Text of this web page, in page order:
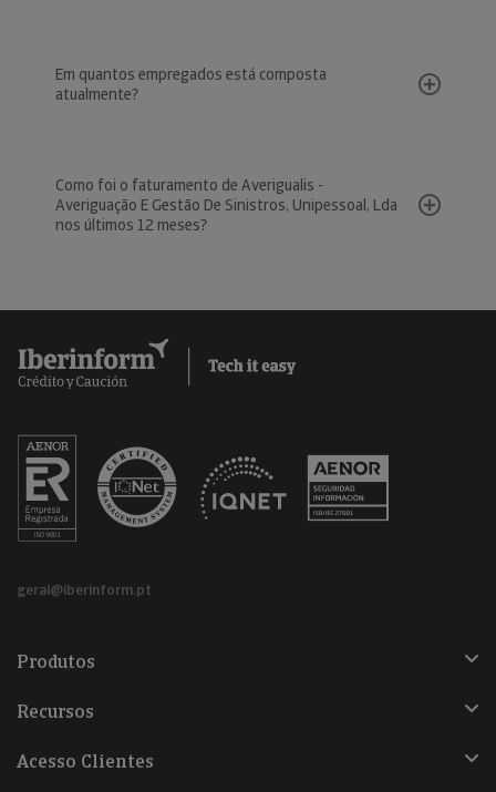
Em quantos empregados está composta
atualmente?
Como foi o faturamento de Averigualis -
Averiguação E Gestão De Sinistros, Unipessoal, Lda
nos últimos 12 meses?
geral@iberinform.pt
Produtos
Recursos
Acesso Clientes